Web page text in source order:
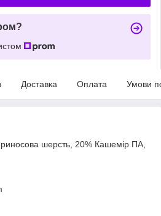
Доставка Оплата Умови
шерсть, 20% Кашемір ПА,